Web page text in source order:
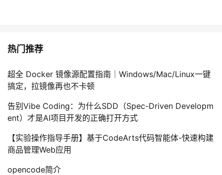
热门推荐
超全 Docker 镜像源配置指南｜Windows/Mac/Linux一键
搞定，拉镜像再也不卡顿
告别Vibe Coding：为什么SDD（Spec-Driven Developm
ent）才是AI项目开发的正确打开方式
【实验操作指导手册】基于CodeArts代码智能体-快速构建
商品管理Web应用
opencode简介